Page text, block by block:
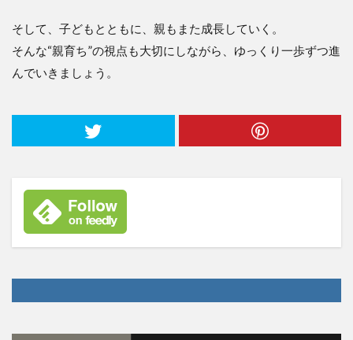
そして、子どもとともに、親もまた成長していく。
そんな“親育ち”の視点も大切にしながら、ゆっくり一歩ずつ進
んでいきましょう。